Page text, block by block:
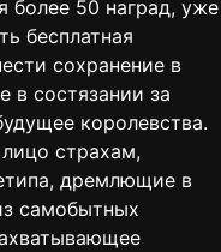
более 50 наград, уже
бесплатная
сохранение в
в состязании за
королевства.
лицо страхам,
дремлющие в
самобытных